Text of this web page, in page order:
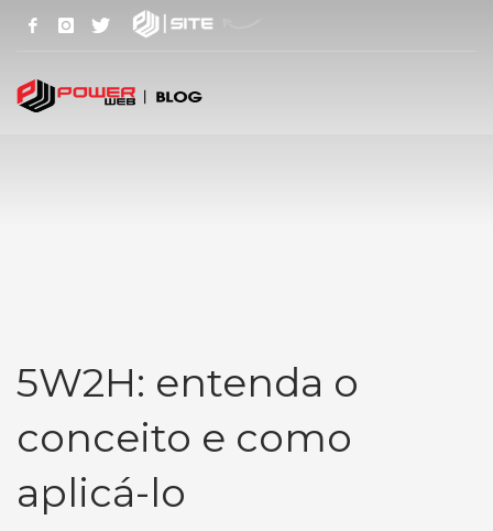
5W2H: entenda o
conceito e como
aplicá-lo